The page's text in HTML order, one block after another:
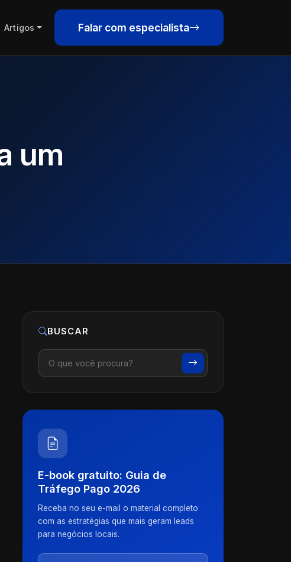
Artigos Falar com especialista
um
BUSCAR
E-book gratuito: Guia de
Tráfego Pago 2026
Receba no seu e-mail o material completo
com as estratégias que mais geram leads
para negócios locais.